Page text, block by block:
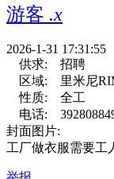
游客 .x
2026-1-31 17:31:55
供求:
招聘
区域:
里米尼
性质:
全工
电话:
封面图片:
工厂做衣服需要工